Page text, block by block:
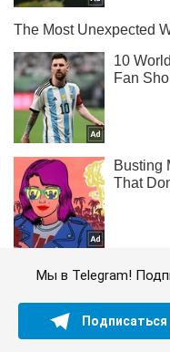
Мы в Telegram!
Подписаться